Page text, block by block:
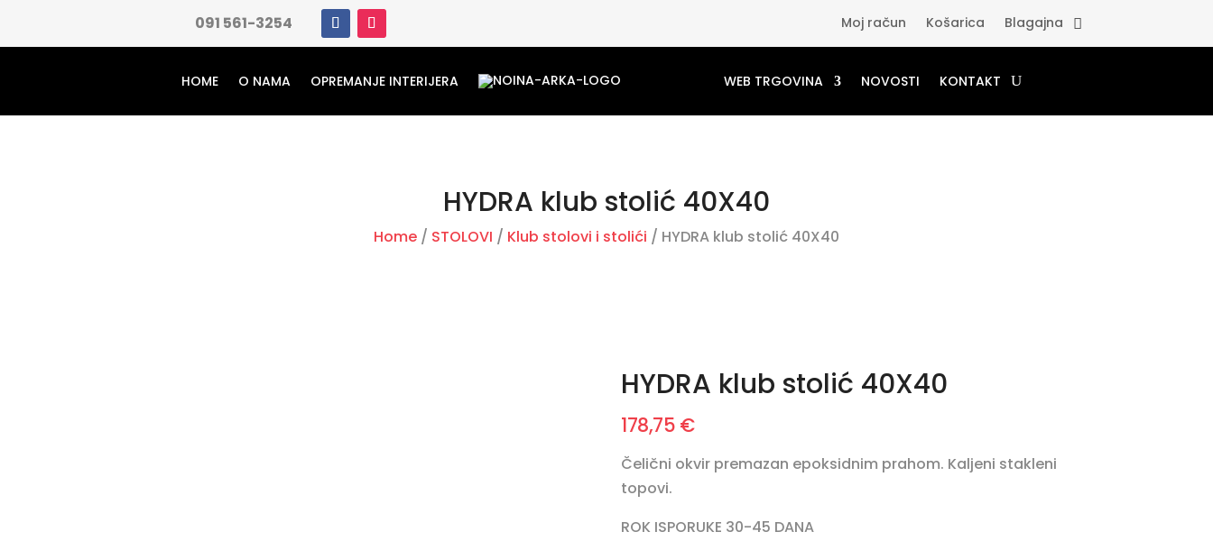
091 561-3254 Moj račun Košarica Blagajna
HOME O NAMA OPREMANJE INTERIJERA WEB TRGOVINA NOVOSTI KONTAKT
HYDRA klub stolić 40X40
Home / STOLOVI / Klub stolovi i stolići / HYDRA klub stolić 40X40
HYDRA klub stolić 40X40
178,75 €
Čelični okvir premazan epoksidnim prahom. Kaljeni stakleni
topovi.
ROK ISPORUKE 30-45 DANA